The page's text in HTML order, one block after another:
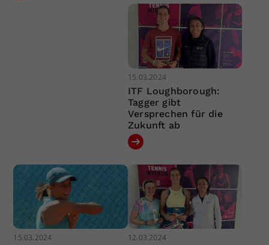
15.03.2024
ITF Loughborough:
Tagger gibt
Versprechen für die
Zukunft ab
15.03.2024 12.03.2024